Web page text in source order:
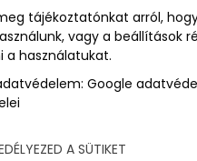
különbözőek lehetnek, de a
tájékoztatónkat arról,
vagy a beállítások
a használatukat.
Google
A SÜTIKET